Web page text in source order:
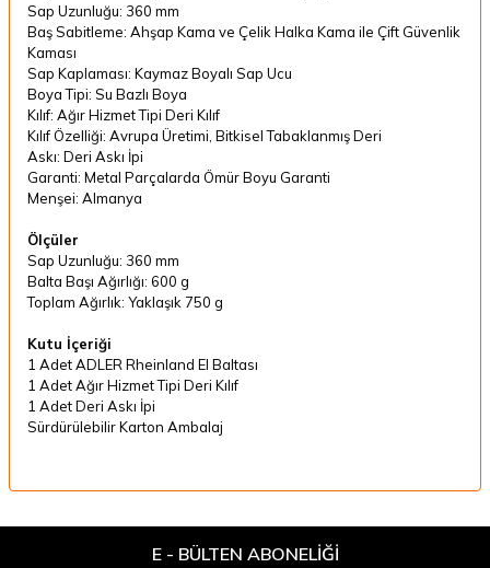
Sap Uzunluğu: 360 mm
Baş Sabitleme: Ahşap Kama ve Çelik Halka Kama ile Çift Güvenlik
Kaması
Sap Kaplaması: Kaymaz Boyalı Sap Ucu
Boya Tipi: Su Bazlı Boya
Kılıf: Ağır Hizmet Tipi Deri Kılıf
Kılıf Özelliği: Avrupa Üretimi, Bitkisel Tabaklanmış Deri
Askı: Deri Askı İpi
Garanti: Metal Parçalarda Ömür Boyu Garanti
Menşei: Almanya
Ölçüler
Sap Uzunluğu: 360 mm
Balta Başı Ağırlığı: 600 g
Toplam Ağırlık: Yaklaşık 750 g
Kutu İçeriği
1 Adet ADLER Rheinland El Baltası
1 Adet Ağır Hizmet Tipi Deri Kılıf
1 Adet Deri Askı İpi
Sürdürülebilir Karton Ambalaj
E - BÜLTEN ABONELİĞİ